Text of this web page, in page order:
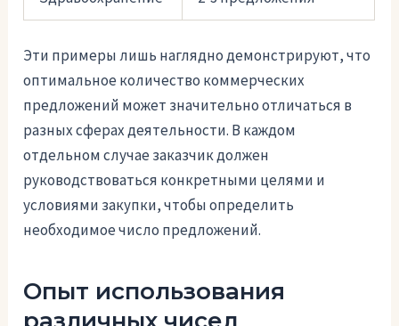
Эти примеры лишь наглядно демонстрируют, что
оптимальное количество коммерческих
предложений может значительно отличаться в
разных сферах деятельности. В каждом
отдельном случае заказчик должен
руководствоваться конкретными целями и
условиями закупки, чтобы определить
необходимое число предложений.
Опыт использования